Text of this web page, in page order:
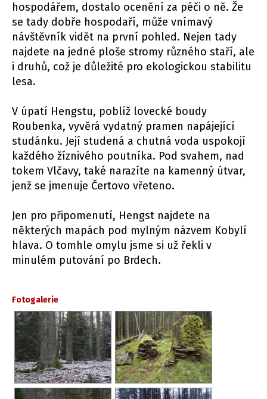
hospodářem, dostalo ocenění za péči o ně. Že
se tady dobře hospodaří, může vnímavý
návštěvník vidět na první pohled. Nejen tady
najdete na jedné ploše stromy různého staří, ale
i druhů, což je důležité pro ekologickou stabilitu
lesa.
V úpatí Hengstu, poblíž lovecké boudy
Roubenka, vyvěrá vydatný pramen napájející
studánku. Její studená a chutná voda uspokojí
každého žíznivého poutníka. Pod svahem, nad
tokem Vlčavy, také narazíte na kamenný útvar,
jenž se jmenuje Čertovo vřeteno.
Jen pro připomenutí, Hengst najdete na
některých mapách pod mylným názvem Kobylí
hlava. O tomhle omylu jsme si už řekli v
minulém putování po Brdech.
Fotogalerie